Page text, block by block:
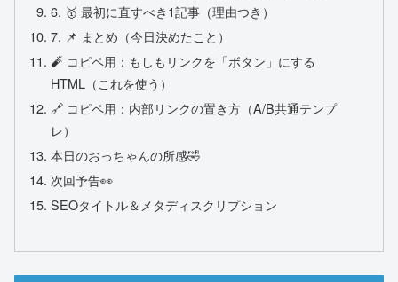
6. 🥇 最初に直すべき1記事（理由つき）
7. 📌 まとめ（今日決めたこと）
🧨 コピペ用：もしもリンクを「ボタン」にする
HTML（これを使う）
🔗 コピペ用：内部リンクの置き方（A/B共通テンプ
レ）
本日のおっちゃんの所感🤣
次回予告👀
SEOタイトル＆メタディスクリプション